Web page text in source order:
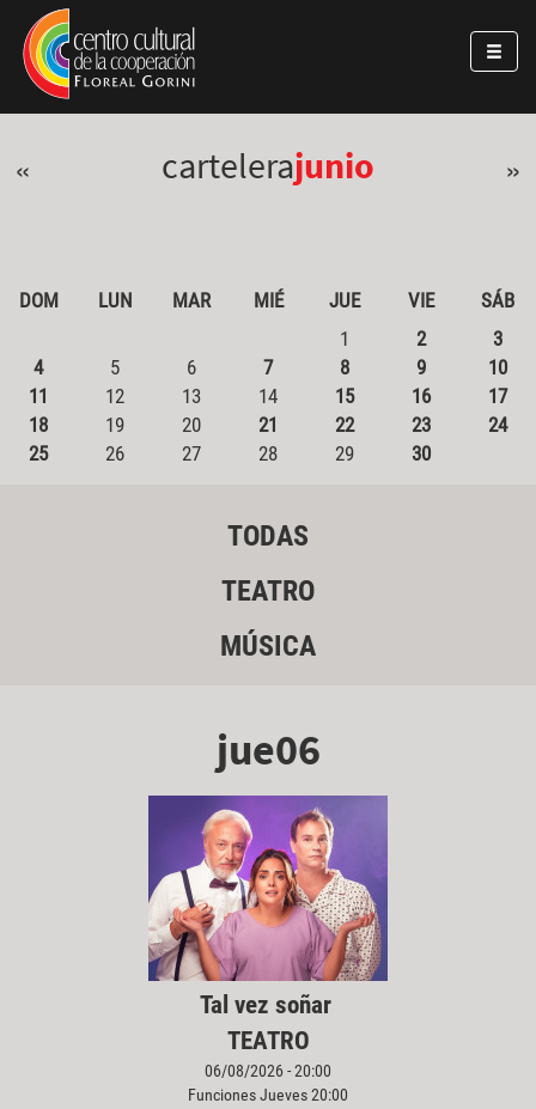
Pasar al contenido principal
Jump to main content
« cartelerajunio »
DOM LUN MAR MIÉ JUE VIE
SÁB
1
2
3
4
5 6 7 8 9
10
11
12 13 14 15 16
17
18
19 20 21 22 23
24
25
26 27 28 29 30
TODAS
TEATRO
MÚSICA
jue06
Tal vez soñar
TEATRO
06/08/2026 - 20:00
Funciones Jueves 20:00